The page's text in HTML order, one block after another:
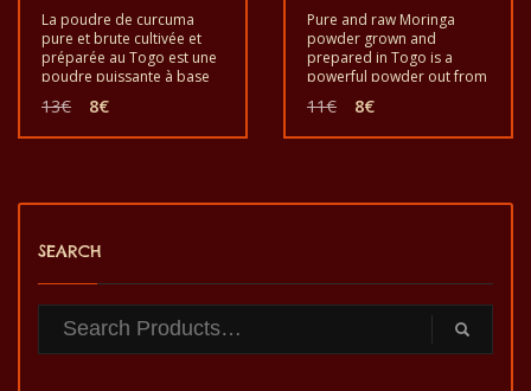
La poudre de curcuma
pure et brute cultivée et
préparée au Togo est une
poudre puissante à base
et la santé. Bon à manger
pour renforcer le système
main.
13€ Le
initial
8€Le
actuel
Pure and raw Moringa
powder grown and
prepared in Togo is a
powerful powder out from
enjoyment and your good
health. Bon à manger pour
qualité et faite à la main.
11€ Le
initial
8€Le
actuel
SEARCH